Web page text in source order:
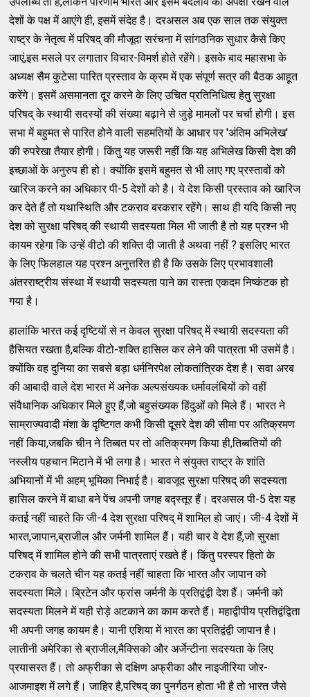
देशों के पक्ष में आएंगे ही, इसमें संदेह है। दरअसल अब एक साल तक संयुक्त
राष्ट्र के नेतृत्व में परिषद् की मौजूदा सरंचना में सांगठनिक सुधार कैसे किए
जाएं,इस मसले पर लगातार विचार-विमर्श होते रहेंगे। इसके बाद महासभा के
अध्यक्ष सैम कुटेसा पारित प्रस्ताव के क्रम में एक संपूर्ण सत्र की बैठक आहूत
करेंगे। इसमें असमानता दूर करने के लिए उचित प्रतिनिधित्व हेतु सुरक्षा
परिषद् के स्थायी सदस्यों की संख्या बढ़ाने से जुड़े मामलों पर चर्चा होगी। इस
सभा में बहुमत से पारित होने वाली सहमतियों के आधार पर 'अंतिम अभिलेख'
की रुपरेखा तैयार होगी। किंतु यह जरूरी नहीं कि यह अभिलेख किसी देश की
इच्छाओं के अनुरुप ही हो। क्योंकि इसमें बहुमत से भी लाए गए प्रस्तावों को
खारिज करने का अधिकार पी-5 देशों को है। ये देश किसी प्रस्ताव को खारिज
कर देते हैं तो यथास्थिति और टकराव बरकरार रहेंगे। साथ ही यदि किसी नए
देश को सुरक्षा परिषद् की स्थायी सदस्यता मिल भी जाती है तो यह प्रश्न भी
कायम रहेगा कि उन्हें वीटो की शक्ति दी जाती है अथवा नहीं ? इसलिए भारत
के लिए फिलहाल यह प्रश्न अनुत्तरित ही है कि उसके लिए प्रभावशाली
अंतरराष्ट्रीय संस्था में स्थायी सदस्यता पाने का रास्ता एकदम निष्कंटक हो
गया है।
हालांकि भारत कई दृष्टियों से न केवल सुरक्षा परिषद् में स्थायी सदस्यता की
हैसियत रखता है,बल्कि वीटो-शक्ति हासिल कर लेने की पात्रता भी उसमें है।
क्योंकि वह दुनिया का सबसे बड़ा धर्मनिरपेक्ष लोकतांत्रिक देश है। सवा अरब
की आबादी वाले देश भारत में अनेक अल्पसंख्यक धर्मावलंबियों को वहीं
संवैधानिक अधिकार मिले हुए हैं,जो बहुसंख्यक हिंदुओं को मिले हैं। भारत ने
साम्राज्यवादी मंशा के दृष्टिगत कभी किसी दूसरे देश की सीमा पर अतिक्रमण
नहीं किया,जबकि चीन ने तिब्बत पर तो अतिक्रमण किया ही,तिब्बतियों की
नस्लीय पहचान मिटाने में भी लगा है। भारत ने संयुक्त राष्ट्र के शांति
अभियानों में भी अहम् भूमिका निभाई है। बावजूद सुरक्षा परिषद् की सदस्यता
हासिल करने में बाधा बने पेंच अपनी जगह बद्स्तूर हैं। दरअसल पी-5 देश यह
कतई नहीं चाहते कि जी-4 देश सुरक्षा परिषद् में शामिल हो जाएं। जी-4 देशों में
भारत,जापान,ब्राजील और जर्मनी शामिल हैं। यही चार वे देश हैं,जो सुरक्षा
परिषद् में शामिल होने की सभी पात्रताएं रखते हैं। किंतु परस्पर हितो के
टकराव के चलते चीन यह कतई नहीं चाहता कि भारत और जापान को
सदस्यता मिले। ब्रिटेन और फ्रांस जर्मनी के प्रतिद्वंद्वी देश हैं। जर्मनी को
सदस्यता मिलने में यही रोड़े अटकाने का काम करते हैं। महाद्वीपीय प्रतिद्वंद्विता
भी अपनी जगह कायम है। यानी एशिया में भारत का प्रतिद्वंद्वी जापान है।
लातीनी अमेरिका से ब्राजील,मैक्सिको और अर्जेन्टीना सदस्यता के लिए
प्रयासरत हैं। तो अफ्रीका से दक्षिण अफ्रीका और नाइजीरिया जोर-
आजमाइश में लगे हैं। जाहिर है,परिषद् का पुनर्गठन होता भी है तो भारत जैसे